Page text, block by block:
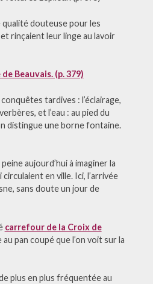
qualité douteuse pour les
rinçaient leur linge au lavoir
Beauvais. (p. 379)
tardives : l’éclairage,
et l’eau : au pied du
distingue une borne fontaine.
peine aujourd’hui à imaginer la
en ville. Ici, l’arrivée
sans doute un jour de
carrefour de la Croix de
au pan coupé que l’on voit sur la
plus en plus fréquentée au